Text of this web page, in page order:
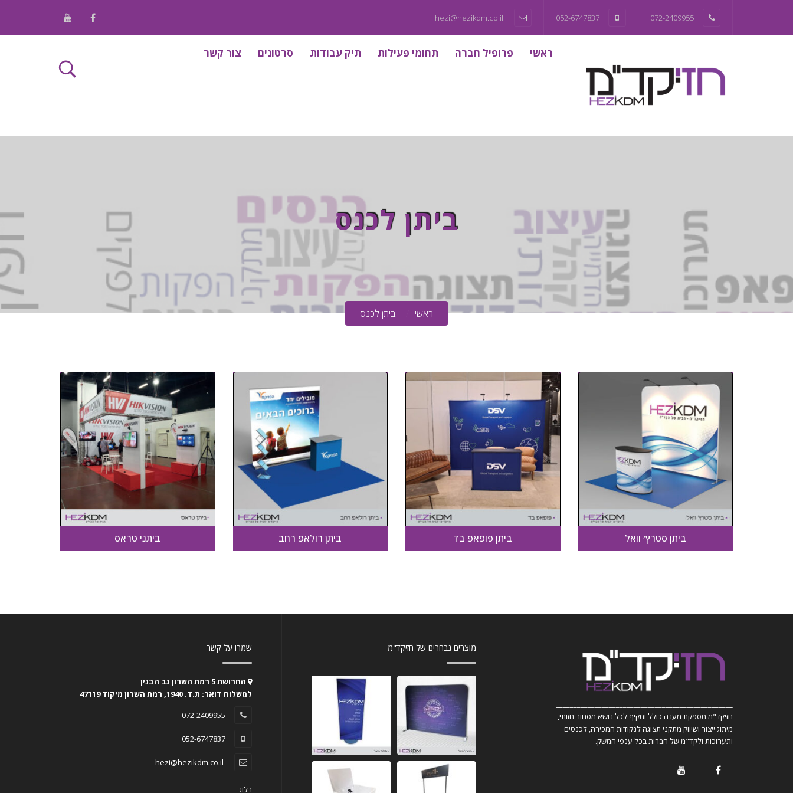
072-2409955
052-6747837
ראשי פרופיל חברה תחומי פעילות תיק עבודות סרטונים צור קשר
ביתן לכנס
ראשי ביתן לכנס
ביתן סטרץ׳ וואל ביתן פופאפ בד ביתן רולאפ רחב ביתני טראס
חזיקד"מ מספקת מענה כולל ומקיף לכל נושא מסחור חזותי,
מיתוג ייצור ושיווק מתקני תצוגה לנקודות המכירה, לכנסים
ותערוכות ולקד"מ של חברות בכל ענפי המשק.
מוצרים נבחרים של חזיקד"מ שמרו על קשר
החרושת 5 רמת השרון גב הבנין
למשלוח דואר: ת.ד. 1940, רמת השרון מיקוד 47119
072-2409955
052-6747837
בלוג